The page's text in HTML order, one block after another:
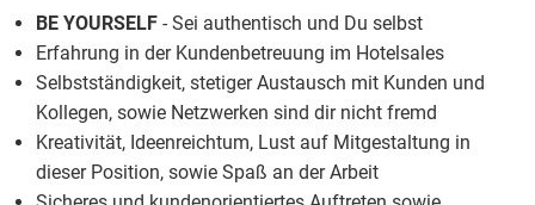
BE YOURSELF - Sei authentisch und Du selbst
Erfahrung in der Kundenbetreuung im Hotelsales
Selbstständigkeit, stetiger Austausch mit Kunden und
Kollegen, sowie Netzwerken sind dir nicht fremd
Kreativität, Ideenreichtum, Lust auf Mitgestaltung in
dieser Position, sowie Spaß an der Arbeit